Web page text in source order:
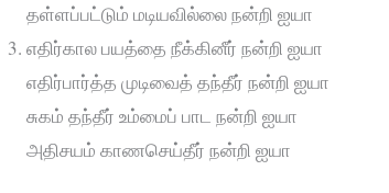
தள்ளப்பட்டும் மடியவில்லை நன்றி ஐயா
எதிர்கால பயத்தை நீக்கினீர் நன்றி ஐயா
எதிர்பார்த்த முடிவைத் தந்தீர் நன்றி ஐயா
சுகம் தந்தீர் உம்மைப் பாட நன்றி ஐயா
அதிசயம் காணசெய்தீர் நன்றி ஐயா